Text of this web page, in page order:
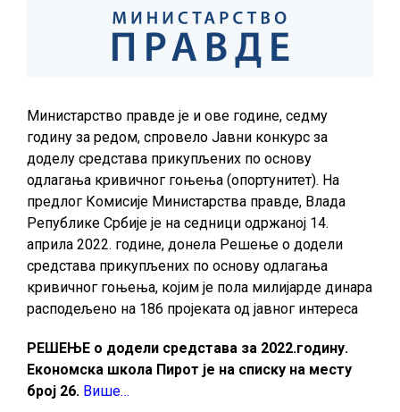
Министарство правде је и ове године, седму
годину за редом, спровело Јавни конкурс за
доделу средстава прикупљених по основу
одлагања кривичног гоњења (опортунитет). На
предлог Комисије Министарства правде, Влада
Републике Србије је на седници одржаној 14.
априла 2022. године, донела Решење о додели
средстава прикупљених по основу одлагања
кривичног гоњења, којим је пола милијарде динара
расподељено на 186 пројеката од јавног интереса
РЕШЕЊЕ о додели средстава за 2022.годину.
Економска школа Пирот је на списку на месту
број 26. Више…